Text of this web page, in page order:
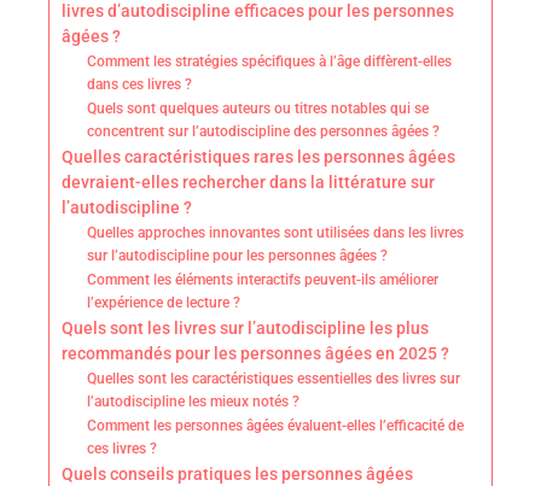
livres d’autodiscipline efficaces pour les personnes
âgées ?
Comment les stratégies spécifiques à l’âge diffèrent-elles
dans ces livres ?
Quels sont quelques auteurs ou titres notables qui se
concentrent sur l’autodiscipline des personnes âgées ?
Quelles caractéristiques rares les personnes âgées
devraient-elles rechercher dans la littérature sur
l’autodiscipline ?
Quelles approches innovantes sont utilisées dans les livres
sur l’autodiscipline pour les personnes âgées ?
Comment les éléments interactifs peuvent-ils améliorer
l’expérience de lecture ?
Quels sont les livres sur l’autodiscipline les plus
recommandés pour les personnes âgées en 2025 ?
Quelles sont les caractéristiques essentielles des livres sur
l’autodiscipline les mieux notés ?
Comment les personnes âgées évaluent-elles l’efficacité de
ces livres ?
Quels conseils pratiques les personnes âgées